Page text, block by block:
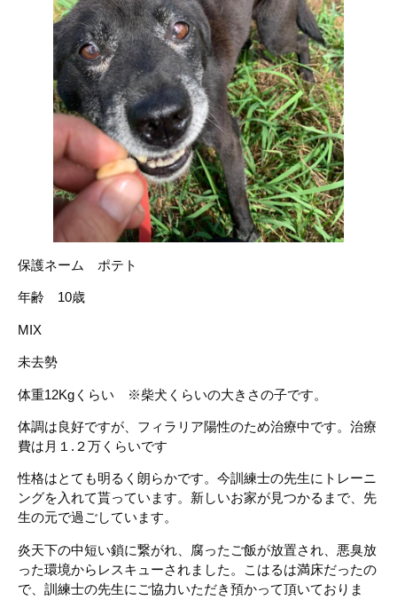
保護ネーム ポテト
年齢 10歳
MIX
未去勢
体重12Kgくらい ※柴犬くらいの大きさの子です。
体調は良好ですが、フィラリア陽性のため治療中です。治療
費は月１.２万くらいです
性格はとても明るく朗らかです。今訓練士の先生にトレーニ
ングを入れて貰っています。新しいお家が見つかるまで、先
生の元で過ごしています。
炎天下の中短い鎖に繋がれ、腐ったご飯が放置され、悪臭放
った環境からレスキューされました。こはるは満床だったの
で、訓練士の先生にご協力いただき預かって頂いておりま